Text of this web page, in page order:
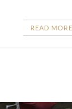
READ MORE